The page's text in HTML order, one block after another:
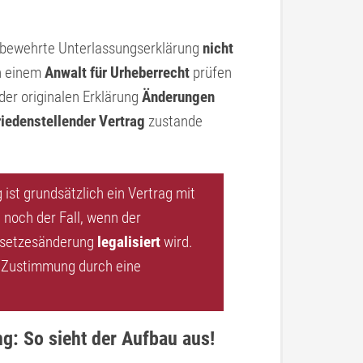
Unterlassungserklärung nicht
einemAnwalt für Urheberrecht prüfen
originalen Erklärung Änderungen
Vertrag zustande
grundsätzlich ein Vertrag mit
der Fall, wenn der
legalisiertwird.
durch eine
So sieht der Aufbau aus!